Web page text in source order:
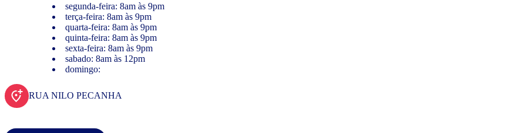
segunda-feira: 8am às 9pm
terça-feira: 8am às 9pm
quarta-feira: 8am às 9pm
quinta-feira: 8am às 9pm
sexta-feira: 8am às 9pm
sabado: 8am às 12pm
domingo:
RUA NILO PECANHA